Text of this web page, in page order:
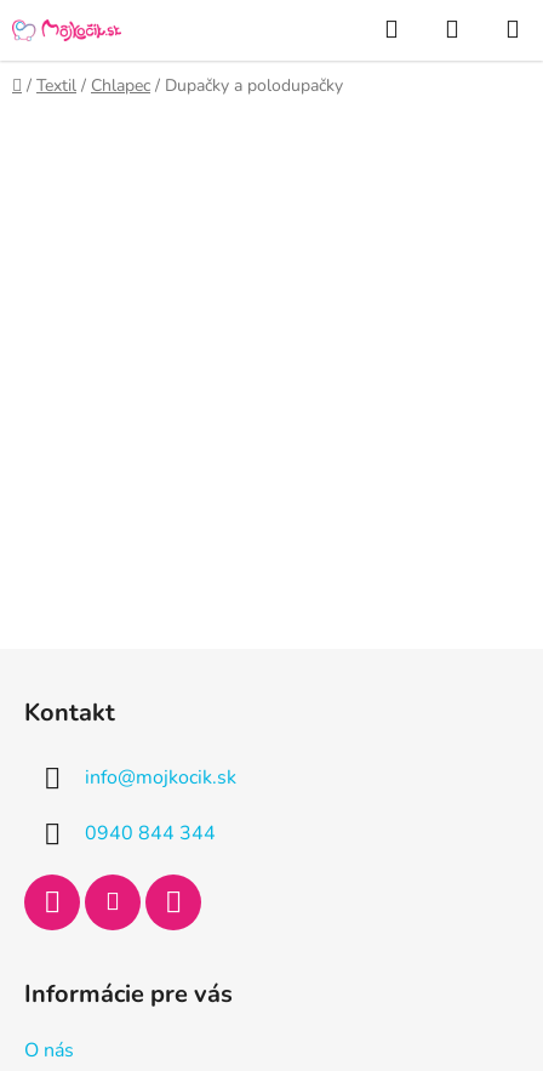
na
obsah
Hľadať
KOŠÍK
Domov
/ Textil / Chlapec / Dupačky a polodupačky
Kontakt
info@mojkocik.sk
0940 844 344
Informácie pre vás
O nás